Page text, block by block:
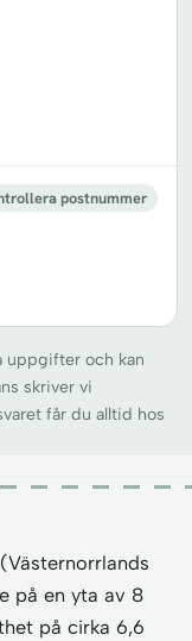
postnummer
uppgifter och kan
skriver vi
får du alltid hos
på en yta av 8
på cirka 6,6